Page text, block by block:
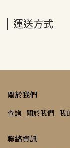
運送方式
關於我們
查詢 關於我們 我
聯絡資訊